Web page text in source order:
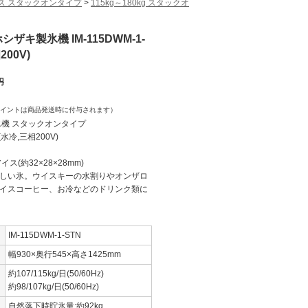
スタックオンタイプ > 115kg～180kg スタックオ
ザキ製氷機 IM-115DWM-1-
ントは商品発送時に付与されます）
スタックオンタイプ
冷,三相200V)
ス(約32×28×28mm)
い氷。ウイスキーの水割りやオンザロ
スコーヒー、お冷などのドリンク類に
IM-115DWM-1-STN
幅930×奥行545×高さ1425mm
約107/115kg/日(50/60Hz)
約98/107kg/日(50/60Hz)
自然落下時貯氷量:約92kg